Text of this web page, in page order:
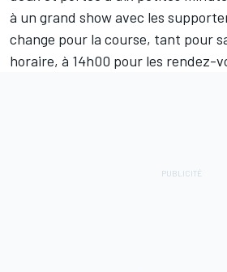
à un grand show avec les
change pour la course, tant pour
horaire, à 14h00 pour les rendez-